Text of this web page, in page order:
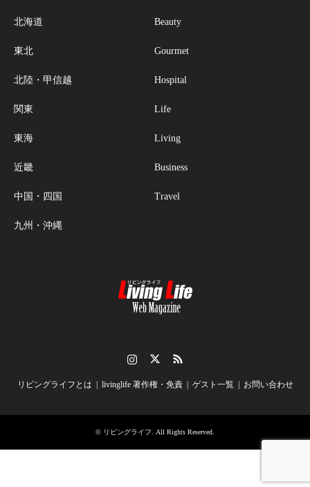
北海道
東北
北陸・甲信越
関東
東海
近畿
中国・四国
九州・沖縄
Beauty
Gourmet
Hospital
Life
Living
Business
Travel
リビングライフとは livinglife 著作権・免責 ゲスト一覧 お問い合わせ
© リビングライフ . All Rights Reserved.